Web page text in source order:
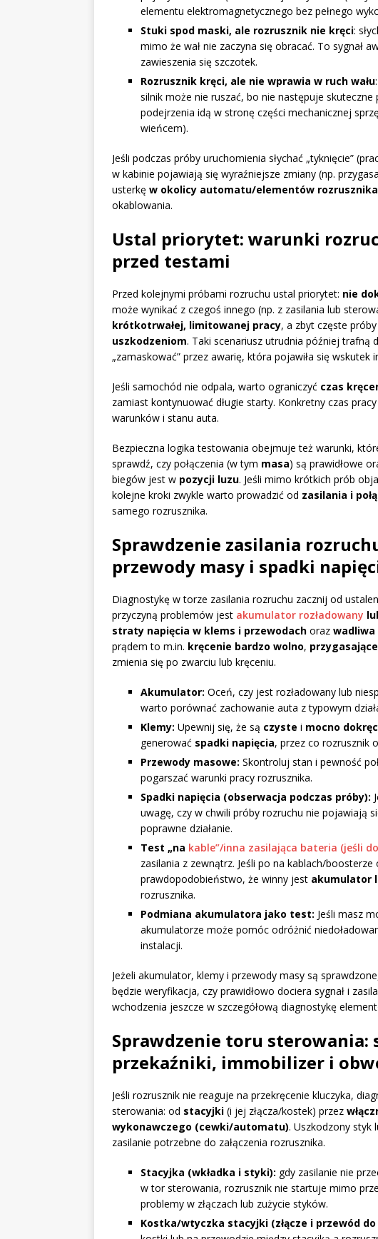
elementu elektromagnetycznego bez pełnego
Stuki spod maski, ale rozrusznik nie kręci:
mimo że wał nie zaczyna się obracać. To sygnał
zawieszenia się szczotek.
Rozrusznik kręci, ale nie wprawia w ruch wału
silnik może nie ruszać, bo nie następuje
podejrzenia idą w stronę części mechanicznej
wieńcem).
Jeśli podczas próby uruchomienia słychać „tyknięcie”
w kabinie pojawiają się wyraźniejsze zmiany (np.
usterkę w okolicy automatu/elementów rozrusznika
okablowania.
Ustal priorytet: warunki
przed testami
Przed kolejnymi próbami rozruchu ustal priorytet: nie
może wynikać z czegoś innego (np. z zasilania lub
krótkotrwałej, limitowanej pracy, a zbyt częste
uszkodzeniom. Taki scenariusz utrudnia później
„zamaskować” przez awarię, która pojawiła się wskutek
Jeśli samochód nie odpala, warto ograniczyć czas
zamiast kontynuować długie starty. Konkretny czas
warunków i stanu auta.
Bezpieczna logika testowania obejmuje też warunki,
sprawdź, czy połączenia (w tym masa) są prawidłowe
biegów jest w pozycji luzu. Jeśli mimo krótkich prób
kolejne kroki zwykle warto prowadzić od zasilania i
samego rozrusznika.
Sprawdzenie zasilania
przewody masy i spadki
Diagnostykę w torze zasilania rozruchu zacznij od
przyczyną problemów jest akumulator rozładowany
straty napięcia w klems i przewodach oraz wadliwa
prądem to m.in. kręcenie bardzo wolno,
zmienia się po zwarciu lub kręceniu.
Akumulator: Oceń, czy jest rozładowany lub
warto porównać zachowanie auta z typowym
Klemy: Upewnij się, że są czyste i mocno
generować spadki napięcia, przez co rozrusznik
Przewody masowe: Skontroluj stan i pewność
pogarszać warunki pracy rozrusznika.
Spadki napięcia (obserwacja podczas próby):
uwagę, czy w chwili próby rozruchu nie pojawiają
poprawne działanie.
Test „na kable”/inna zasilająca bateria (jeśli
zasilania z zewnątrz. Jeśli po na kablach/
prawdopodobieństwo, że winny jest akumulator
rozrusznika.
Podmiana akumulatora jako test: Jeśli masz
akumulatorze może pomóc odróżnić
instalacji.
Jeżeli akumulator, klemy i przewody masy są
będzie weryfikacja, czy prawidłowo dociera sygnał i
wchodzenia jeszcze w szczegółową diagnostykę
Sprawdzenie toru sterowania:
przekaźniki, immobilizer i
Jeśli rozrusznik nie reaguje na przekręcenie kluczyka,
sterowania: od stacyjki (i jej złącza/kostek) przez
wykonawczego (cewki/automatu). Uszkodzony styk
zasilanie potrzebne do załączenia rozrusznika.
Stacyjka (wkładka i styki): gdy zasilanie nie
w tor sterowania, rozrusznik nie startuje mimo
problemy w złączach lub zużycie styków.
Kostka/wtyczka stacyjki (złącze i przewód